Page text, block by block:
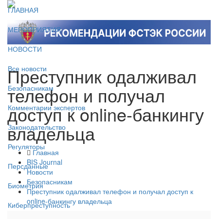
ГЛАВНАЯ
МЕРОПРИЯТИЯ
НОВОСТИ
Все новости
Безопасникам
Комментарии экспертов
Законодательство
Регуляторы
Персданные
Биометрия
Киберпреступность
Преступник одалживал
телефон и получал
доступ к online-банкингу
владельца
Главная
BIS Journal
Новости
Безопасникам
Преступник одалживал телефон и получал доступ к
online-банкингу владельца